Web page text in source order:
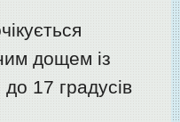
дощем із
17 градусів